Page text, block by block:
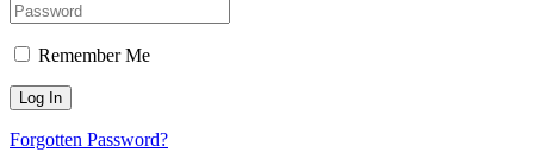
Remember Me
Forgotten Password?